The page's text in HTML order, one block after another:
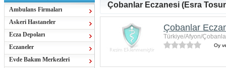
Ambulans Firmaları
Askeri Hastaneler
Ecza Depoları
Eczaneler
Evde Bakım Merkezleri
Çobanlar Eczanesi (Esra
Çobanlar
Türkiye/Afyon/
Oy